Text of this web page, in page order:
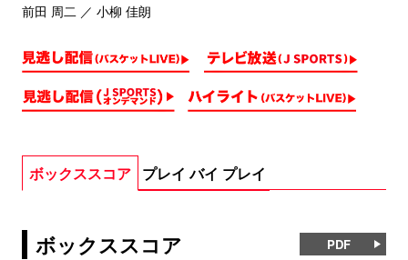
前田 周二 ／ 小柳 佳朗
ボックススコア プレイ バイ プレイ
ボックススコア PDF